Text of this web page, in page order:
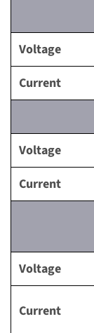
Voltage
Current
Voltage
Current
Voltage
Current